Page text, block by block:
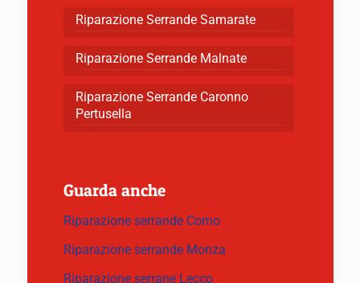
Riparazione Serrande Samarate
Riparazione Serrande Malnate
Riparazione Serrande Caronno
Pertusella
Guarda anche
Riparazione serrande Como
Riparazione serrande Monza
Riparazione serrane Lecco